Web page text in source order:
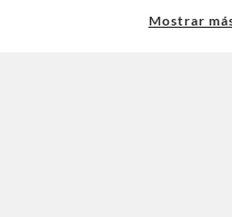
tus proyectos y renovación de
Mostrar